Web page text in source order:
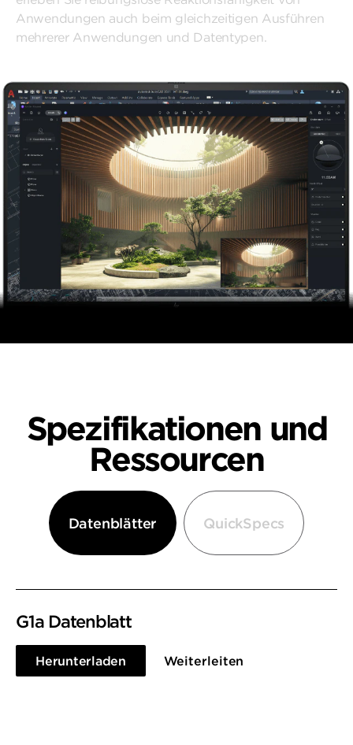
Anwendungen auch beim gleichzeitigen Ausführen
mehrerer Anwendungen und Datentypen.
Spezifikationen und
Ressourcen
Datenblätter QuickSpecs
G1a Datenblatt
Weiterleiten
Herunterladen